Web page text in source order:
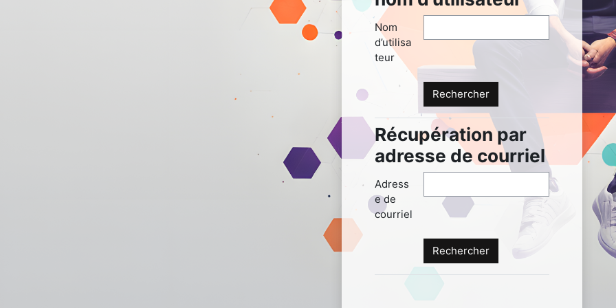
Nom
d’utilisa
teur
Récupération par adresse de
Récupération par
adresse de courriel
Adress
e de
courriel